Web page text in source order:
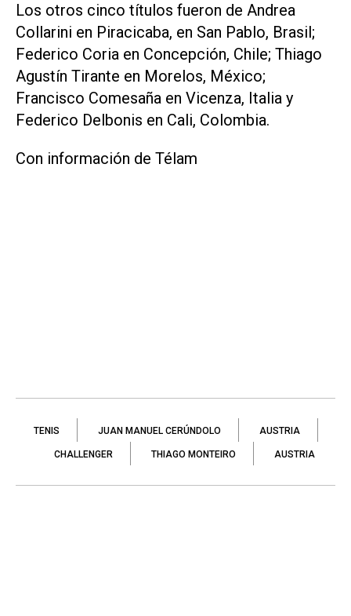
Los otros cinco títulos fueron de Andrea
Collarini en Piracicaba, en San Pablo, Brasil;
Federico Coria en Concepción, Chile; Thiago
Agustín Tirante en Morelos, México;
Francisco Comesaña en Vicenza, Italia y
Federico Delbonis en Cali, Colombia.
Con información de Télam
TENIS JUAN MANUEL CERÚNDOLO AUSTRIA
CHALLENGER THIAGO MONTEIRO AUSTRIA